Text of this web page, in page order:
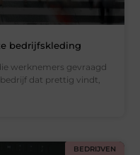
bedrijfskleding
werknemers gevraagd
dat prettig vindt,
BEDRIJVEN